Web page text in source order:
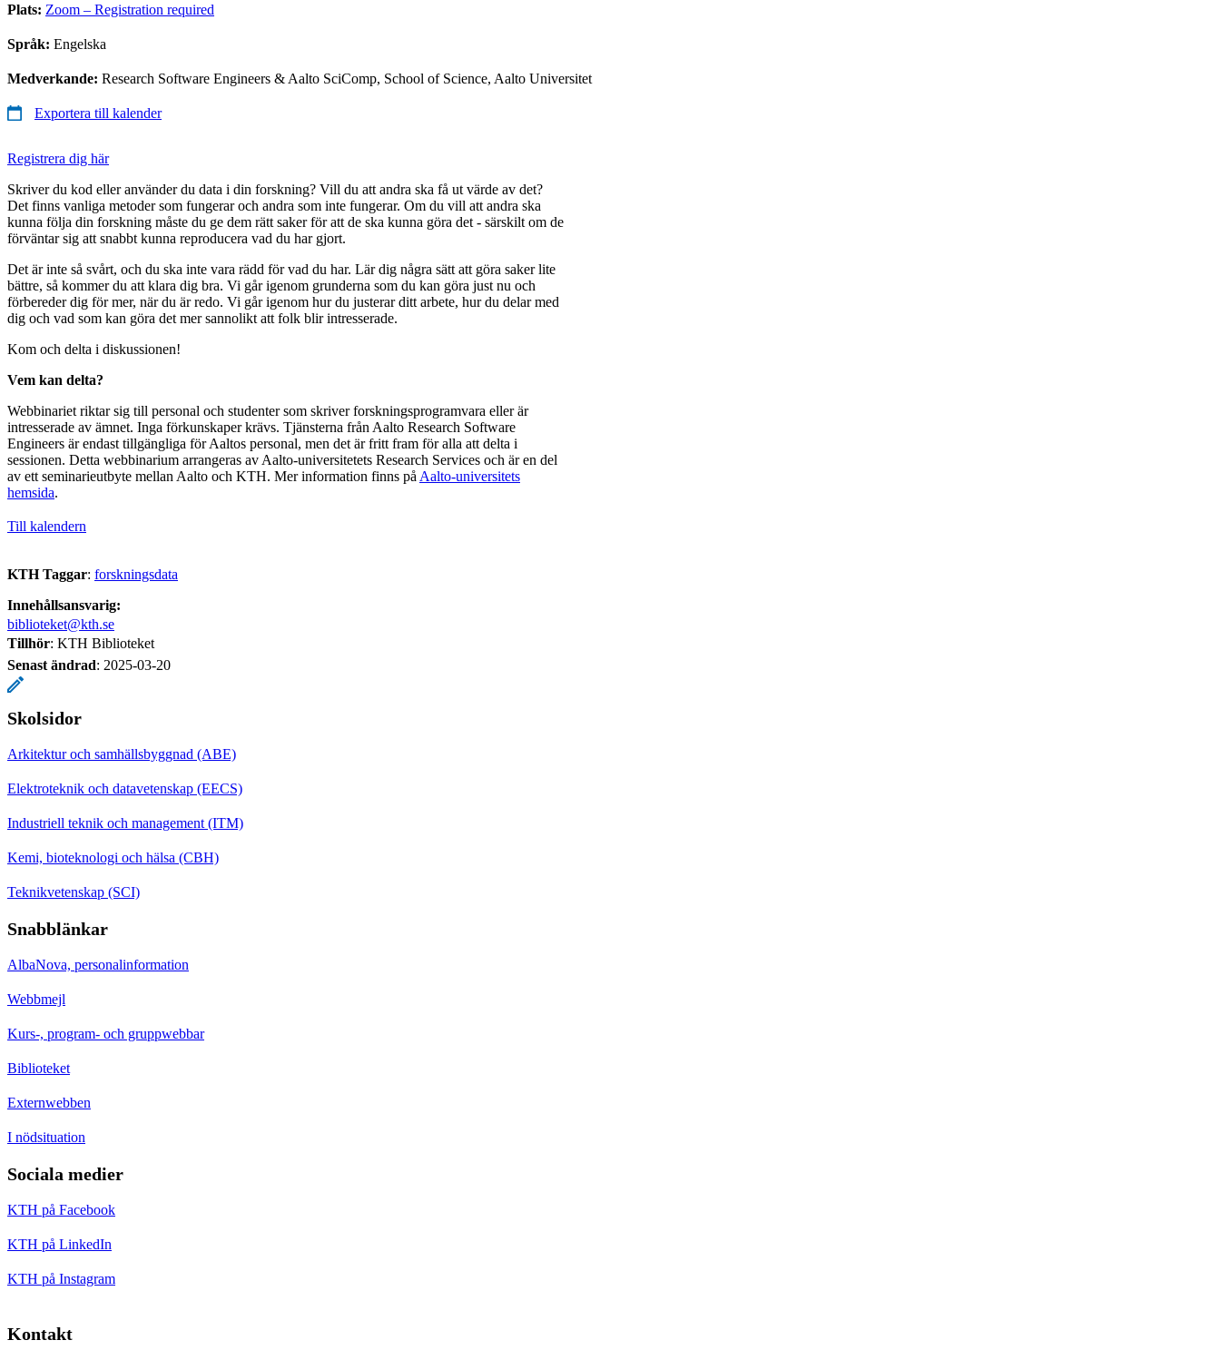
Plats: Zoom – Registration required
Språk: Engelska
Medverkande: Research Software Engineers & Aalto SciComp, School of Science, Aalto Universitet
Exportera till kalender
Registrera dig här
Skriver du kod eller använder du data i din forskning? Vill du att andra ska få ut värde av det?
Det finns vanliga metoder som fungerar och andra som inte fungerar. Om du vill att andra ska
kunna följa din forskning måste du ge dem rätt saker för att de ska kunna göra det - särskilt om de
förväntar sig att snabbt kunna reproducera vad du har gjort.
Det är inte så svårt, och du ska inte vara rädd för vad du har. Lär dig några sätt att göra saker lite
bättre, så kommer du att klara dig bra. Vi går igenom grunderna som du kan göra just nu och
förbereder dig för mer, när du är redo. Vi går igenom hur du justerar ditt arbete, hur du delar med
dig och vad som kan göra det mer sannolikt att folk blir intresserade.
Kom och delta i diskussionen!
Vem kan delta?
Webbinariet riktar sig till personal och studenter som skriver forskningsprogramvara eller är
intresserade av ämnet. Inga förkunskaper krävs. Tjänsterna från Aalto Research Software
Engineers är endast tillgängliga för Aaltos personal, men det är fritt fram för alla att delta i
sessionen. Detta webbinarium arrangeras av Aalto-universitetets Research Services och är en del
av ett seminarieutbyte mellan Aalto och KTH. Mer information finns på Aalto-universitets
hemsida.
Till kalendern
KTH Taggar: forskningsdata
Innehållsansvarig:
biblioteket@kth.se
Tillhör: KTH Biblioteket
Senast ändrad: 2025-03-20
Skolsidor
Arkitektur och samhällsbyggnad (ABE)
Elektroteknik och datavetenskap (EECS)
Industriell teknik och management (ITM)
Kemi, bioteknologi och hälsa (CBH)
Teknikvetenskap (SCI)
Snabblänkar
AlbaNova, personalinformation
Webbmejl
Kurs-, program- och gruppwebbar
Biblioteket
Externwebben
I nödsituation
Sociala medier
KTH på Facebook
KTH på LinkedIn
KTH på Instagram
Kontakt